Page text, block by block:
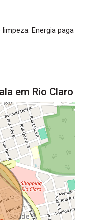
Energia paga
em Rio Claro